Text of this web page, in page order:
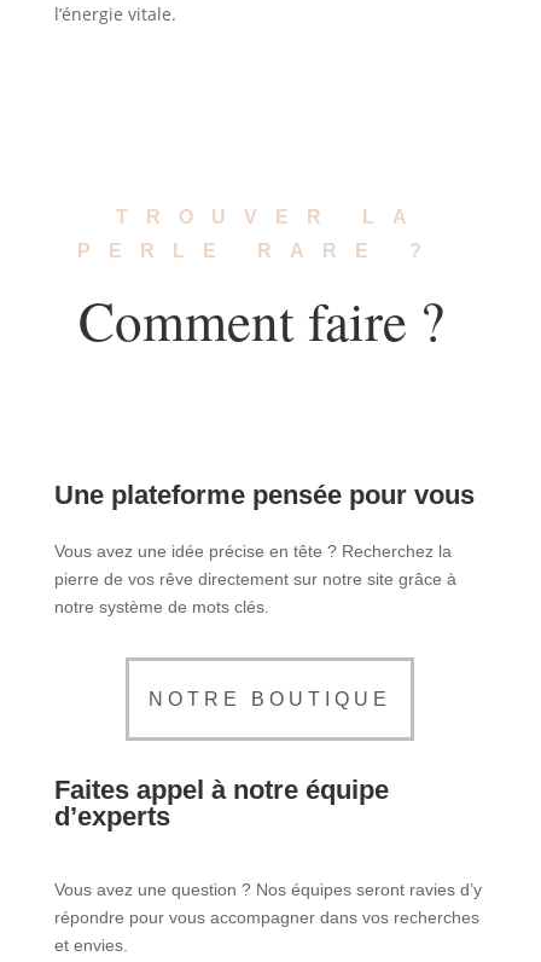
l’énergie vitale.
TROUVER LA
PERLE RARE ?
Comment faire ?
Une plateforme pensée pour vous
Vous avez une idée précise en tête ? Recherchez la
pierre de vos rêve directement sur notre site grâce à
notre système de mots clés.
NOTRE BOUTIQUE
Faites appel à notre équipe
d’experts
Vous avez une question ? Nos équipes seront ravies d’y
répondre pour vous accompagner dans vos recherches
et envies.